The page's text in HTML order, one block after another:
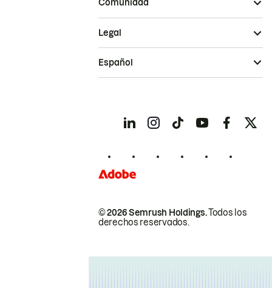
Comunidad
© 2026 Semrush Holdings.Todos los
derechos reservados.
Legal
Español